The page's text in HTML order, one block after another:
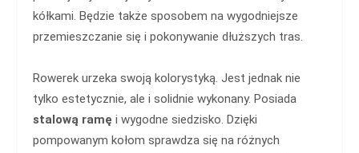
kółkami. Będzie także sposobem na wygodniejsze
przemieszczanie się i pokonywanie dłuższych tras.
Rowerek urzeka swoją kolorystyką. Jest jednak nie
tylko estetycznie, ale i solidnie wykonany. Posiada
stalową ramę i wygodne siedzisko. Dzięki
pompowanym kołom sprawdza się na różnych